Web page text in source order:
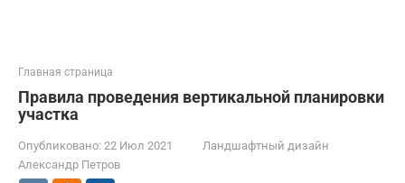
Главная страница
Правила проведения вертикальной планировки
участка
Опубликовано: 22 Июл 2021
Ландшафтный дизайн
Александр Петров